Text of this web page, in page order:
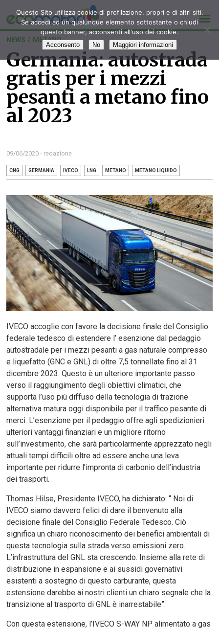
NEWS / METANO
Germania: autostrada
gratis per i mezzi
pesanti a metano fino
al 2023
09/06/2020 - redazione
CNG GERMANIA IVECO LNG METANO METANO LIQUIDO
IVECO accoglie con favore la decisione finale del Consiglio
federale tedesco di estendere l’ esenzione dal pedaggio
autostradale per i mezzi pesanti a gas naturale compresso
e liquefatto (GNC e GNL) di oltre 7,5 tonnellate fino al 31
dicembre 2023. Questo è un ulteriore importante passo
verso il raggiungimento degli obiettivi climatici, che
supporta l’uso più diffuso della tecnologia di trazione
alternativa matura oggi disponibile per il traffico pesante di
merci. L’esenzione per il pedaggio offre agli spedizionieri
ulteriori vantaggi finanziari e un migliore ritorno
sull’investimento, che sarà particolarmente apprezzato negli
attuali tempi difficili oltre ad essere anche una leva
importante per ridurre l’impronta di carbonio dell’industria
dei trasporti.
Thomas Hilse, Presidente IVECO, ha dichiarato: “ Noi di
IVECO siamo davvero felici di dare il benvenuto alla
decisione finale del Consiglio Federale Tedesco. Ciò
significa un chiaro riconoscimento dei benefici ambientali di
questa tecnologia sulla strada verso emissioni zero.
L’infrastruttura del GNL sta crescendo. Insieme alla rete di
distribuzione in espansione e ai sussidi governativi
esistenti a sostegno di questo carburante, questa
estensione darebbe ai nostri clienti un chiaro segnale che la
transizione al trasporto di GNL è inarrestabile”.
Con questa estensione, l’IVECO S-WAY NP alimentato a gas
Questo Sito utilizza cookie di profilazione, propri e di altri siti.
Se accedi ad un qualunque elemento sottostante o chiudi
questo banner, acconsenti all'uso dei cookie.
Acconsento No Maggiori informazioni